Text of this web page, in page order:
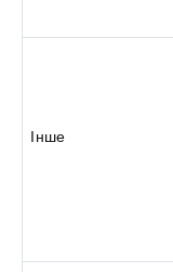
Інше